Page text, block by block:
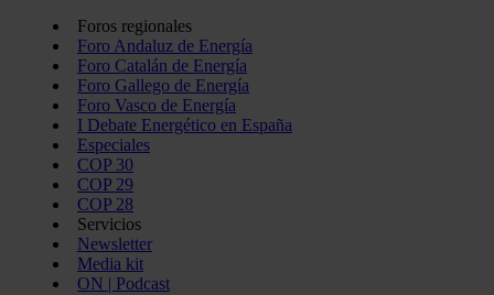
Foros regionales
Foro Andaluz de Energía
Foro Catalán de Energía
Foro Gallego de Energía
Foro Vasco de Energía
I Debate Energético en España
Especiales
COP 30
COP 29
COP 28
Servicios
Newsletter
Media kit
ON | Podcast